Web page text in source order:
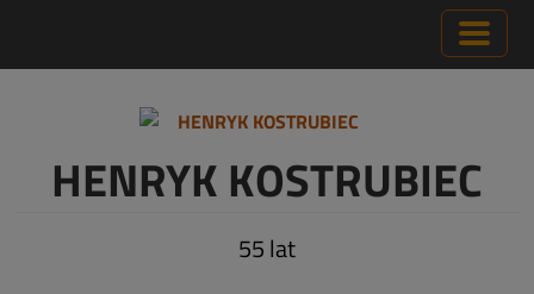
HENRYK KOSTRUBIEC
55 lat